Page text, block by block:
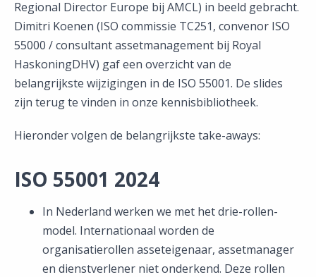
Regional Director Europe bij AMCL) in beeld gebracht.
Dimitri Koenen (ISO commissie TC251, convenor ISO
55000 / consultant assetmanagement bij Royal
HaskoningDHV) gaf een overzicht van de
belangrijkste wijzigingen in de ISO 55001. De slides
zijn terug te vinden in onze kennisbibliotheek.
Hieronder volgen de belangrijkste take-aways:
ISO 55001 2024
In Nederland werken we met het drie-rollen-
model. Internationaal worden de
organisatierollen asseteigenaar, assetmanager
en dienstverlener niet onderkend. Deze rollen